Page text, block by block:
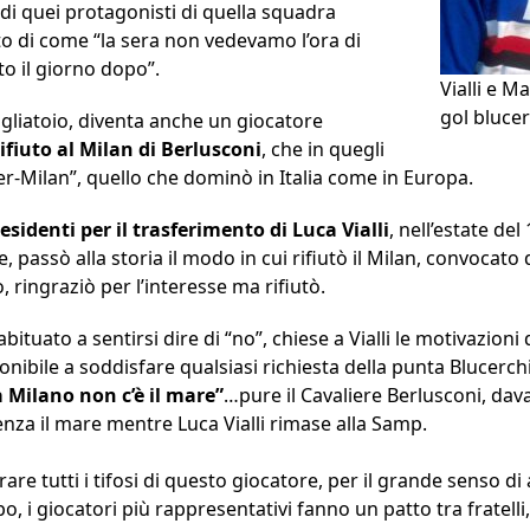
Vialli e
gol
quei protagonisti di quella squadra
come “la sera non vedevamo l’ora di
il giorno dopo”.
diventa anche un giocatore
al Milan di Berlusconi, che in quegli
Milan”, quello che dominò in Italia come in Europa.
per il trasferimento di Luca Vialli, nell’estate
passò alla storia il modo in cui rifiutò il Milan, convocato
ringraziò per l’interesse ma rifiutò.
a sentirsi dire di “no”, chiese a Vialli le
a soddisfare qualsiasi richiesta della punta
non c’è il mare”…pure il Cavaliere Berlusconi,
il mare mentre Luca Vialli rimase alla Samp.
tutti i tifosi di questo giocatore, per il grande senso
i giocatori più rappresentativi fanno un patto tra